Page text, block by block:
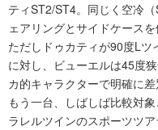
ティST2/ST4。同じく空冷
ェアリングとサイドケース
ただしドゥカティが90度L
に対し、ビューエルは45度
カ的キャラクターで明確に差
もう一台、しばしば比較対
ラレルツインのスポーツツ